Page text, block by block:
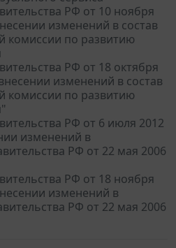
РФ от 10 ноября
изменений в состав
комиссии по развитию
РФ от 18 октября
изменений в состав
комиссии по развитию
РФ от 6 июля 2012
изменений в
РФ от 22 мая 2006
РФ от 18 ноября
изменений в
РФ от 22 мая 2006